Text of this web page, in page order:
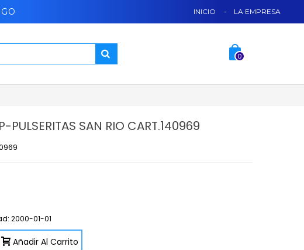
INICIO - LA EMPRESA
0
PULSERITAS SAN RIO CART.140969
2000-01-01
Añadir Al Carrito